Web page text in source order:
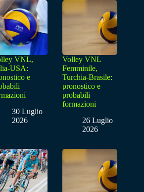
VNL,
USA:
e
30 Luglio
2026
Volley VNL
Femminile,
Turchia-Brasile:
pronostico e
probabili
formazioni
26 Luglio
2026